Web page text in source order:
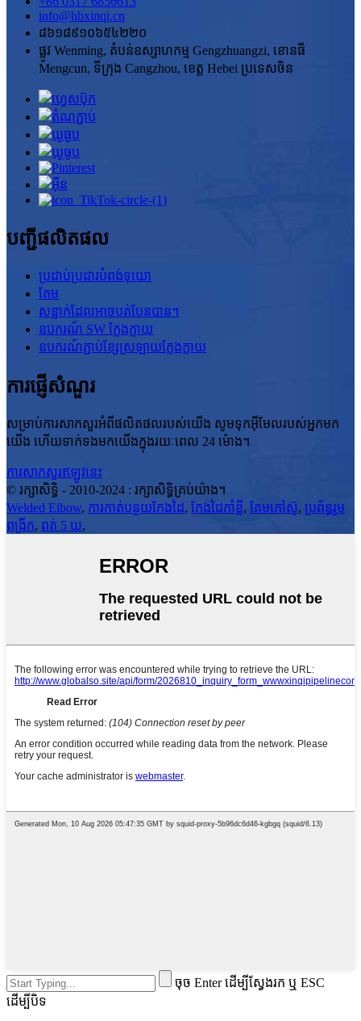
info@hbxinqi.cn
៨៦១៨៩១០៦៥៤២២០
ផ្លូវ Wenming, តំបន់ឧស្សាហកម្ម Gengzhuangzi, ខោនធី
Mengcun, ទីក្រុង Cangzhou, ខេត្ត Hebei ប្រទេសចិន
បញ្ជីផលិតផល
ប្រដាប់ប្រដារបំពង់ទុយោ
គែម
សន្លាក់ដែលអាចបត់បែនបាន។
ឧបករណ៍ SW ក្លែងក្លាយ
ឧបករណ៍ភ្ជាប់ខ្សែស្រឡាយក្លែងក្លាយ
ការផ្ញើសំណួរ
សម្រាប់ការសាកសួរអំពីផលិតផលរបស់យើង សូមទុកអ៊ីមែលរបស់អ្នកមក
យើង ហើយទាក់ទងមកយើងក្នុងរយៈពេល 24 ម៉ោង។
ការសាកសួរឥឡូវនេះ
© រក្សាសិទ្ធិ - 2010-2024 : រក្សាសិទ្ធិគ្រប់យ៉ាង។
Welded Elbow, ការកាត់បន្ថយកែងដៃ, កែងដៃកាំខ្លី, គែមកៅស៊ូ, ប្រព័ន្ធរួម
ពង្រីក, ពត់ 5 ឃ,
ចុច Enter ដើម្បីស្វែងរក ឬ ESC
ដើម្បីបិទ